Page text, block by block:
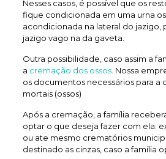
Nesses casos, é possível que os
fique condicionada em uma urna
acondicionada na lateral do jazigo,
jazigo vago na da gaveta.
Outra possibilidade, caso assim a
a cremação dos ossos. Nossa
os documentos necessários para a
mortais (ossos)
Após a cremação, a família
optar o que deseja fazer com ela:
ou ate mesmo crematórios
destinado as cinzas, caso a família